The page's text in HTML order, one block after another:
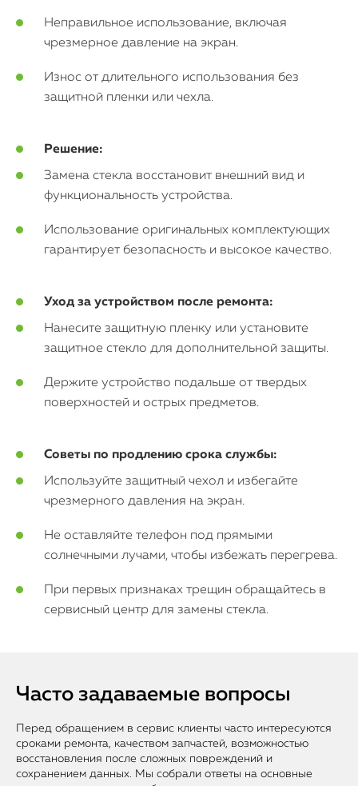
О нас
Контакты
Статьи
Неправильное использование, включая
чрезмерное давление на экран.
Износ от длительного использования без
защитной пленки или чехла.
Решение:
Замена стекла восстановит внешний вид и
функциональность устройства.
Использование оригинальных комплектующих
гарантирует безопасность и высокое качество.
Уход за устройством после ремонта:
Нанесите защитную пленку или установите
защитное стекло для дополнительной защиты.
Держите устройство подальше от твердых
поверхностей и острых предметов.
Советы по продлению срока службы:
Используйте защитный чехол и избегайте
чрезмерного давления на экран.
Не оставляйте телефон под прямыми
солнечными лучами, чтобы избежать перегрева.
При первых признаках трещин обращайтесь в
сервисный центр для замены стекла.
Часто задаваемые вопросы
Перед обращением в сервис клиенты часто интересуются
сроками ремонта, качеством запчастей, возможностью
восстановления после сложных повреждений и
сохранением данных. Мы собрали ответы на основные